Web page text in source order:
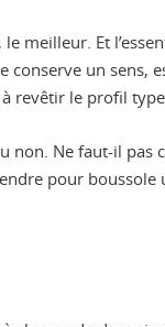
meilleur. Et
un sens,
revêtir le profil
Ne faut-il pas
pour